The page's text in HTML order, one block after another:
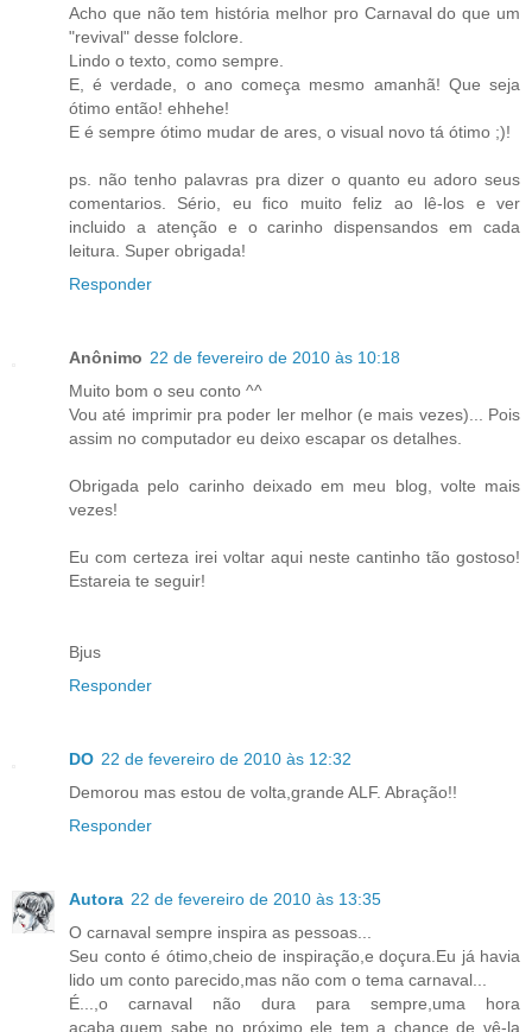
Acho que não tem história melhor pro Carnaval do que um
"revival" desse folclore.
Lindo o texto, como sempre.
E, é verdade, o ano começa mesmo amanhã! Que seja
ótimo então! ehhehe!
E é sempre ótimo mudar de ares, o visual novo tá ótimo ;)!
ps. não tenho palavras pra dizer o quanto eu adoro seus
comentarios. Sério, eu fico muito feliz ao lê-los e ver
incluido a atenção e o carinho dispensandos em cada
leitura. Super obrigada!
Responder
Anônimo 22 de fevereiro de 2010 às 10:18
Muito bom o seu conto ^^
Vou até imprimir pra poder ler melhor (e mais vezes)... Pois
assim no computador eu deixo escapar os detalhes.
Obrigada pelo carinho deixado em meu blog, volte mais
vezes!
Eu com certeza irei voltar aqui neste cantinho tão gostoso!
Estareia te seguir!
Bjus
Responder
DO 22 de fevereiro de 2010 às 12:32
Demorou mas estou de volta,grande ALF. Abração!!
Responder
Autora 22 de fevereiro de 2010 às 13:35
O carnaval sempre inspira as pessoas...
Seu conto é ótimo,cheio de inspiração,e doçura.Eu já havia
lido um conto parecido,mas não com o tema carnaval...
É...,o carnaval não dura para sempre,uma hora
acaba,quem sabe no próximo ele tem a chance de vê-la